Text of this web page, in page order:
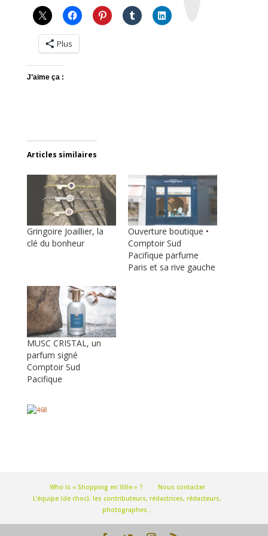
Plus
J’aime ça :
Articles similaires
Gringoire Joaillier, la
clé du bonheur
Ouverture boutique •
Comptoir Sud
Pacifique parfume
Paris et sa rive gauche
MUSC CRISTAL, un
parfum signé
Comptoir Sud
Pacifique
Who is « Shopping en Ville » ?
Nous contacter
L’équipe (de choc), les contributeurs, rédactrices, rédacteurs,
photographes…